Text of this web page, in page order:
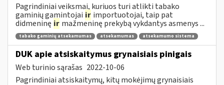
Pagrindiniai veiksmai, kuriuos turi atlikti tabako
gaminių gamintojai ir importuotojai, taip pat
didmeninę ir mažmeninę prekybą vykdantys asmenys ...
tabako gaminių atsekamumas atsekamumas atsekamumo sistema
DUK apie atsiskaitymus grynaisiais pinigais
Web turinio sąrašas 2022-10-06
Pagrindiniai atsiskaitymų, kitų mokėjimų grynaisiais